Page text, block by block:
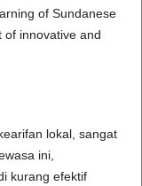
of Sundanese
of innovative and
lokal, sangat
ini,
kurang efektif